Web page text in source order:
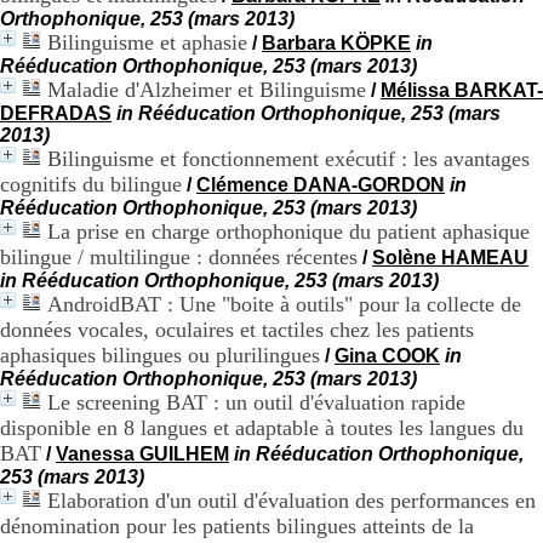
Orthophonique, 253 (mars 2013)
Bilinguisme et aphasie / Barbara KÖPKE in
Rééducation Orthophonique, 253 (mars 2013)
Maladie d'Alzheimer et Bilinguisme / Mélissa BARKAT-
DEFRADAS in Rééducation Orthophonique, 253 (mars
2013)
Bilinguisme et fonctionnement exécutif : les avantages
cognitifs du bilingue /Clémence DANA-GORDON in
Rééducation Orthophonique, 253 (mars 2013)
La prise en charge orthophonique du patient aphasique
bilingue / multilingue : données récentes /Solène HAMEAU
in Rééducation Orthophonique, 253 (mars 2013)
AndroidBAT : Une "boite à outils" pour la collecte de
données vocales, oculaires et tactiles chez les patients
aphasiques bilingues ou plurilingues /Gina COOK in
Rééducation Orthophonique, 253 (mars 2013)
Le screening BAT : un outil d'évaluation rapide
disponible en 8 langues et adaptable à toutes les langues du
BAT /Vanessa GUILHEM in Rééducation Orthophonique,
253 (mars 2013)
Elaboration d'un outil d'évaluation des performances en
dénomination pour les patients bilingues atteints de la
H
o
s
p
i
t
l
i
e
r
l
e
V
i
n
a
t
i
e
r
â
t